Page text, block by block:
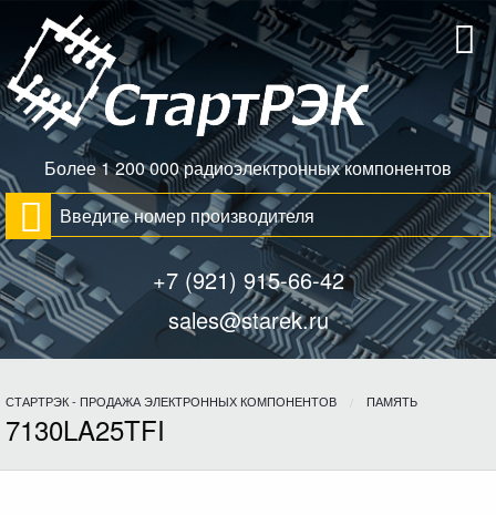
Более 1 200 000 радиоэлектронных компонентов
+7 (921) 915-66-42
sales@starek.ru
СТАРТРЭК - ПРОДАЖА ЭЛЕКТРОННЫХ КОМПОНЕНТОВ ПАМЯТЬ
7130LA25TFI